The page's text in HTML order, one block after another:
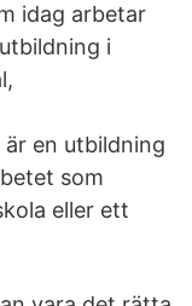
idag arbetar
i
en utbildning
som
eller ett